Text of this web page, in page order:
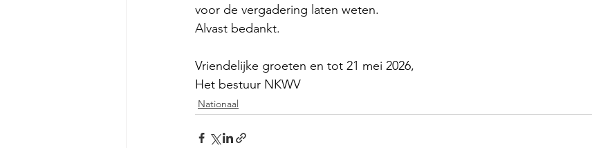
voor de vergadering laten weten.
Alvast bedankt.
Vriendelijke groeten en tot 21 mei 2026,
Het bestuur NKWV
Nationaal